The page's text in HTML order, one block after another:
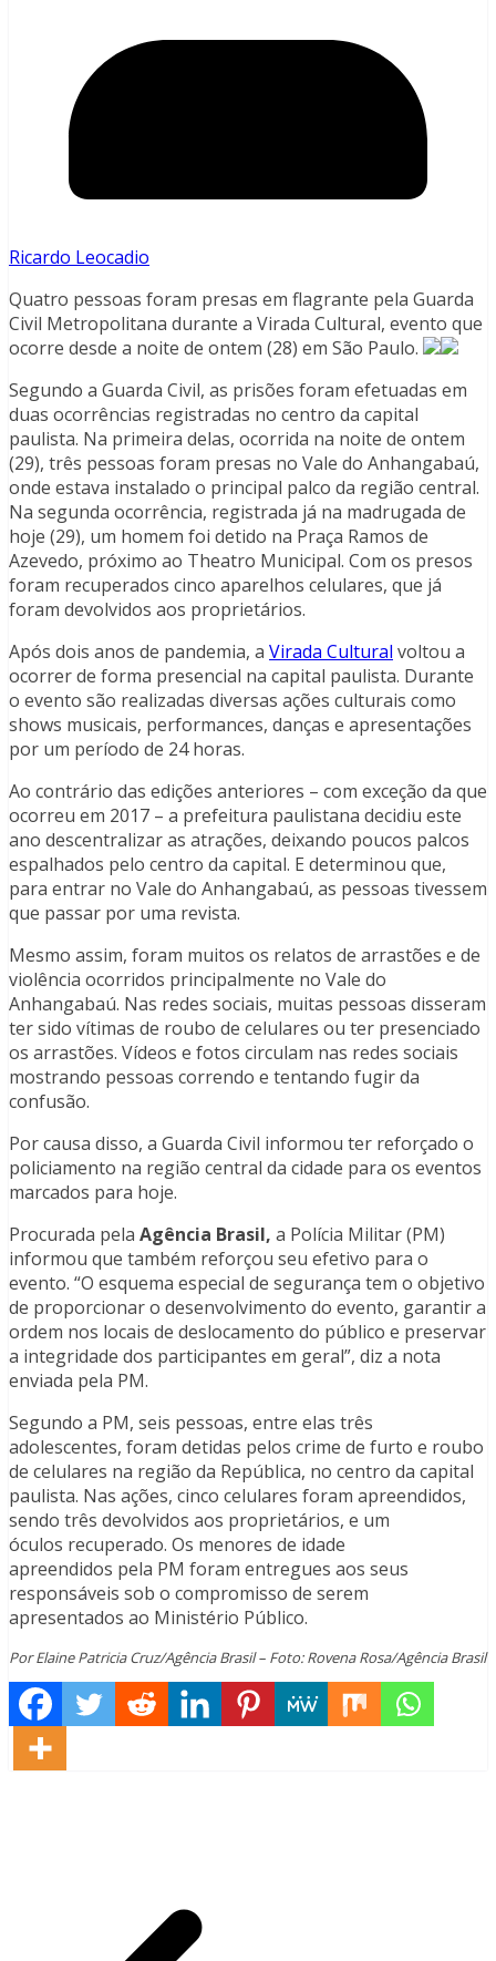
Ricardo Leocadio
Quatro pessoas foram presas em flagrante pela Guarda
Civil Metropolitana durante a Virada Cultural, evento que
ocorre desde a noite de ontem (28) em São Paulo.
Segundo a Guarda Civil, as prisões foram efetuadas em
duas ocorrências registradas no centro da capital
paulista. Na primeira delas, ocorrida na noite de ontem
(29), três pessoas foram presas no Vale do Anhangabaú,
onde estava instalado o principal palco da região central.
Na segunda ocorrência, registrada já na madrugada de
hoje (29), um homem foi detido na Praça Ramos de
Azevedo, próximo ao Theatro Municipal. Com os presos
foram recuperados cinco aparelhos celulares, que já
foram devolvidos aos proprietários.
Após dois anos de pandemia, a Virada Cultural voltou a
ocorrer de forma presencial na capital paulista. Durante
o evento são realizadas diversas ações culturais como
shows musicais, performances, danças e apresentações
por um período de 24 horas.
Ao contrário das edições anteriores – com exceção da que
ocorreu em 2017 – a prefeitura paulistana decidiu este
ano descentralizar as atrações, deixando poucos palcos
espalhados pelo centro da capital. E determinou que,
para entrar no Vale do Anhangabaú, as pessoas tivessem
que passar por uma revista.
Mesmo assim, foram muitos os relatos de arrastões e de
violência ocorridos principalmente no Vale do
Anhangabaú. Nas redes sociais, muitas pessoas disseram
ter sido vítimas de roubo de celulares ou ter presenciado
os arrastões. Vídeos e fotos circulam nas redes sociais
mostrando pessoas correndo e tentando fugir da
confusão.
Por causa disso, a Guarda Civil informou ter reforçado o
policiamento na região central da cidade para os eventos
marcados para hoje.
Procurada pela Agência Brasil, a Polícia Militar (PM)
informou que também reforçou seu efetivo para o
evento. “O esquema especial de segurança tem o objetivo
de proporcionar o desenvolvimento do evento, garantir a
ordem nos locais de deslocamento do público e preservar
a integridade dos participantes em geral”, diz a nota
enviada pela PM.
Segundo a PM, seis pessoas, entre elas três
adolescentes, foram detidas pelos crime de furto e roubo
de celulares na região da República, no centro da capital
paulista. Nas ações, cinco celulares foram apreendidos,
sendo três devolvidos aos proprietários, e um
óculos recuperado. Os menores de idade
apreendidos pela PM foram entregues aos seus
responsáveis sob o compromisso de serem
apresentados ao Ministério Público.
Por Elaine Patricia Cruz/Agência Brasil – Foto: Rovena Rosa/Agência Brasil